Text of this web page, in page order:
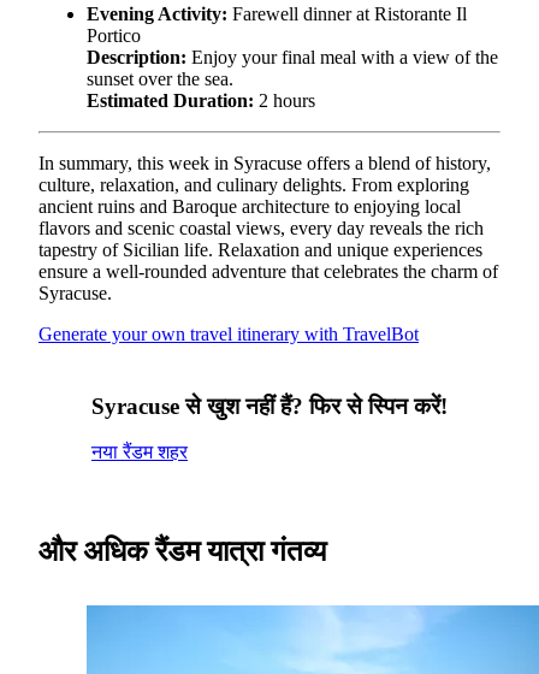
Evening Activity: Farewell dinner at Ristorante Il
Portico
Description: Enjoy your final meal with a view of the
sunset over the sea.
Estimated Duration: 2 hours
In summary, this week in Syracuse offers a blend of history,
culture, relaxation, and culinary delights. From exploring
ancient ruins and Baroque architecture to enjoying local
flavors and scenic coastal views, every day reveals the rich
tapestry of Sicilian life. Relaxation and unique experiences
ensure a well-rounded adventure that celebrates the charm of
Syracuse.
Generate your own travel itinerary with TravelBot
Syracuse से खुश नहीं हैं? फिर से स्पिन करें!
नया रैंडम शहर
और अधिक रैंडम यात्रा गंतव्य